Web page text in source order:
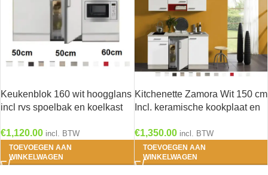
Keukenblok 160 wit hoogglans
incl rvs spoelbak en koelkast
€1,120.00 incl. BTW
TOEVOEGEN AAN
WINKELWAGEN
Kitchenette Zamora Wit 150 cm
Incl. keramische kookplaat en
€1,350.00 incl. BTW
TOEVOEGEN AAN
WINKELWAGEN